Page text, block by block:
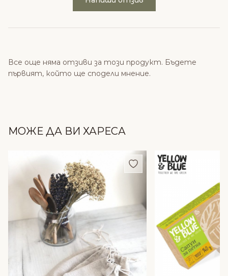
Все още няма отзиви за този продукт. Бъдете
първият, който ще сподели мнение.
МОЖЕ ДА ВИ ХАРЕСА
Добави в любими